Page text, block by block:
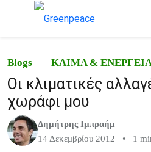
Blogs ΚΛΙΜΑ &
Οι κλιματικές
χωράφι μου
Δημήτρης Ιμπραήμ
14 Δεκεμβρίου 2012
• 1